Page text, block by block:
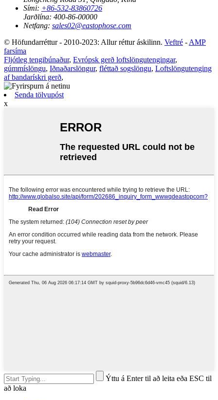
Sími: +86-532-83860726
Jarðlína: 400-86-00000
Netfang: sales02@eastophose.com
© Höfundarréttur - 2010-2023: Allur réttur áskilinn. Veftré - AMP
farsíma
Fljótleg tengibúnaður, Evrópsk gerð loftslöngutengingar,
gúmmíslöngu, Iðnaðarslöngur, fléttað sogslöngu, Loftslöngutenging
af bandarískri gerð,
Senda tölvupóst
x
Ýttu á Enter til að leita eða ESC til
að loka